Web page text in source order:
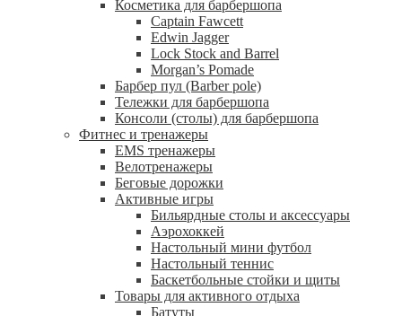
Косметика для барбершопа
Captain Fawcett
Edwin Jagger
Lock Stock and Barrel
Morgan’s Pomade
Барбер пул (Barber pole)
Тележки для барбершопа
Консоли (столы) для барбершопа
Фитнес и тренажеры
EMS тренажеры
Велотренажеры
Беговые дорожки
Активные игры
Бильярдные столы и аксессуары
Аэрохоккей
Настольный мини футбол
Настольный теннис
Баскетбольные стойки и щиты
Товары для активного отдыха
Батуты